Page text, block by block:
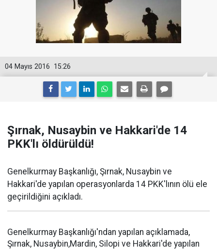
15:26
04 Mayıs 2016
Şırnak, Nusaybin ve Hakkari'de 14
PKK'lı öldürüldü!
Genelkurmay Başkanlığı, Şırnak, Nusaybin ve
Hakkari'de yapılan operasyonlarda 14 PKK'lının ölü ele
geçirildiğini açıkladı.
Genelkurmay Başkanlığı'ndan yapılan açıklamada,
Şırnak, Nusaybin,Mardin, Silopi ve Hakkari'de yapılan